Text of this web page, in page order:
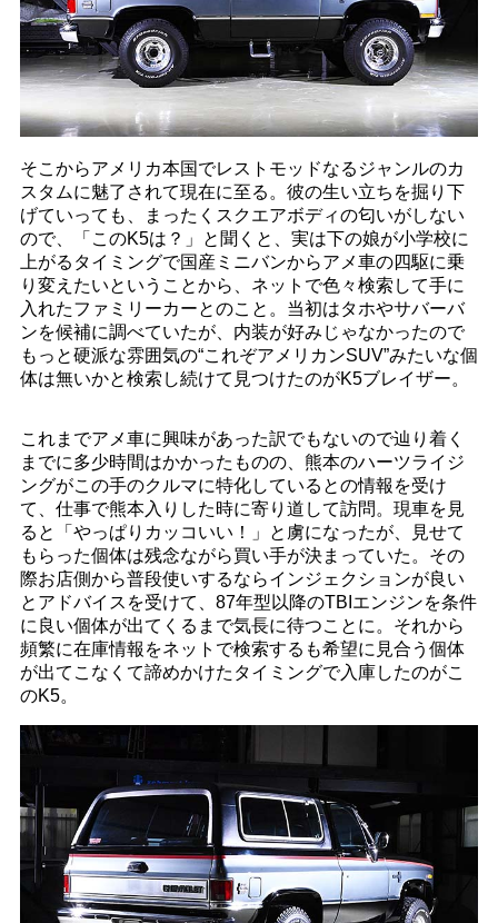
そこからアメリカ本国でレストモッドなるジャンルのカ
スタムに魅了されて現在に至る。彼の生い立ちを掘り下
げていっても、まったくスクエアボディの匂いがしない
ので、「このK5は？」と聞くと、実は下の娘が小学校に
上がるタイミングで国産ミニバンからアメ車の四駆に乗
り変えたいということから、ネットで色々検索して手に
入れたファミリーカーとのこと。当初はタホやサバーバ
ンを候補に調べていたが、内装が好みじゃなかったので
もっと硬派な雰囲気の“これぞアメリカンSUV”みたいな個
体は無いかと検索し続けて見つけたのがK5ブレイザー。
これまでアメ車に興味があった訳でもないので辿り着く
までに多少時間はかかったものの、熊本のハーツライジ
ングがこの手のクルマに特化しているとの情報を受け
て、仕事で熊本入りした時に寄り道して訪問。現車を見
ると「やっぱりカッコいい！」と虜になったが、見せて
もらった個体は残念ながら買い手が決まっていた。その
際お店側から普段使いするならインジェクションが良い
とアドバイスを受けて、87年型以降のTBIエンジンを条件
に良い個体が出てくるまで気長に待つことに。それから
頻繁に在庫情報をネットで検索するも希望に見合う個体
が出てこなくて諦めかけたタイミングで入庫したのがこ
のK5。